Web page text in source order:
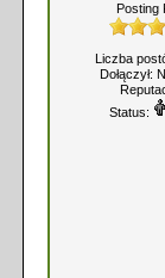
Posting
Liczba
Dołączył:
Status: